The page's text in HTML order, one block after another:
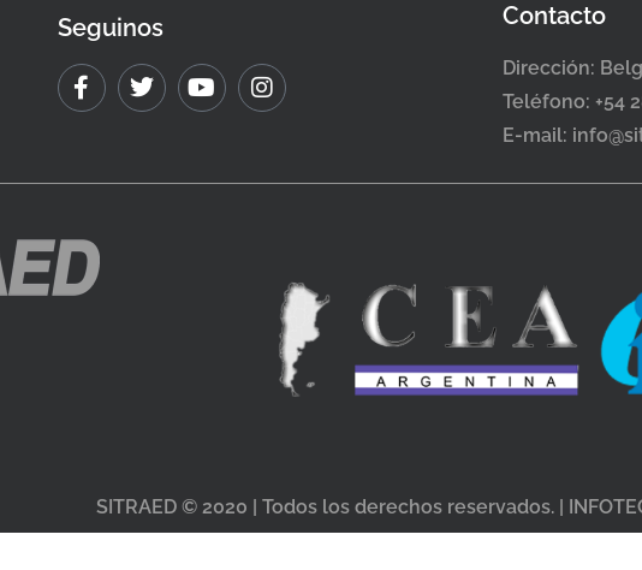
Seguinos Contacto
Dirección:
Teléfono: +54
E-mail:
SITRAED © 2020 | Todos los derechos reservados. |